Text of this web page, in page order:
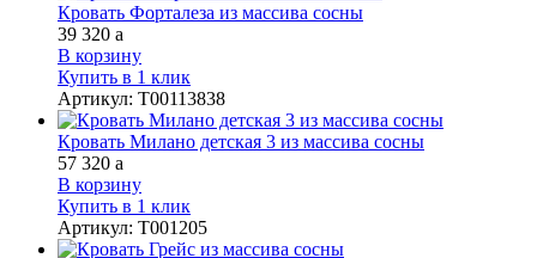
Кровать Форталеза из массива сосны
39 320 a
В корзину
Купить в 1 клик
Артикул: Т00113838
Кровать Милано детская 3 из массива сосны
57 320 a
В корзину
Купить в 1 клик
Артикул: Т001205